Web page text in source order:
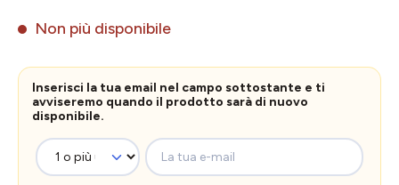
Non più disponibile
Inserisci la tua email nel campo sottostante e ti
avviseremo quando il prodotto sarà di nuovo
disponibile.
La tua e-mail